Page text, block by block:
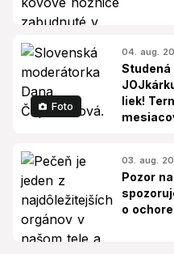
Foto
04. aug.
Studená
liek!
03. aug.
Pozor
o